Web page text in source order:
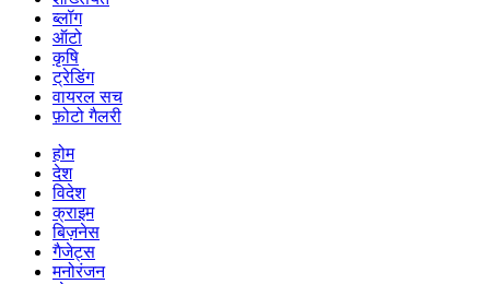
ब्लॉग
ऑटो
कृषि
ट्रेडिंग
वायरल सच
फ़ोटो गैलरी
होम
देश
विदेश
क्राइम
बिज़नेस
गैजेट्स
मनोरंजन